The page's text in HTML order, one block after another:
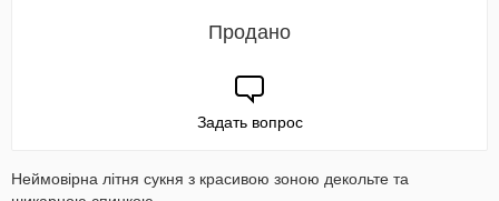
Продано
Задать вопрос
Неймовірна літня сукня з красивою зоною декольте та